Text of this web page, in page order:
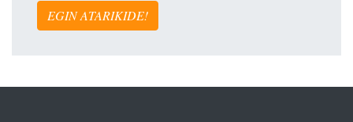
EGIN ATARIKIDE!